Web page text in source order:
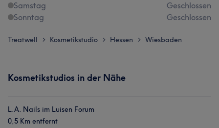
Samstag
Geschlossen
Sonntag
Geschlossen
Treatwell > Kosmetikstudio > Hessen > Wiesbaden
Kosmetikstudios in der Nähe
L.A. Nails im Luisen Forum
0,5 Km entfernt